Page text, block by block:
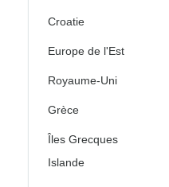
Croatie
Europe de l'Est
Royaume-Uni
Grèce
Îles Grecques
Islande